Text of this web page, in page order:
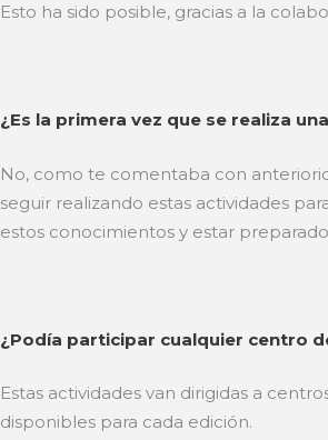
Esto ha sido posible, gracias a la
¿Es la primera vez que se realiza
No, como te comentaba con
seguir realizando estas actividades
estos conocimientos y estar
¿Podía participar cualquier centro
Estas actividades van dirigidas a
disponibles para cada edición.